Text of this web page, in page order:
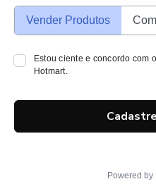
Vender Produtos
Estou ciente e concordo com
Hotmart.
Powered by